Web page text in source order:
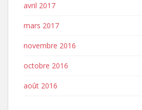
avril 2017
mars 2017
novembre 2016
octobre 2016
août 2016